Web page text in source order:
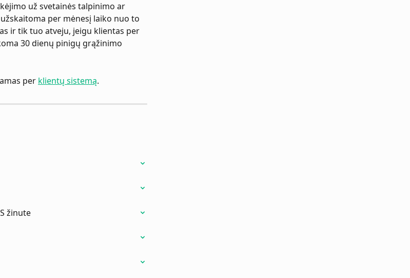
už svetainės talpinimo ar
per mėnesį laiko nuo to
ir tik tuo atveju, jeigu klientas per
30 dienų pinigų grąžinimo
per klientų sistemą.
žinute